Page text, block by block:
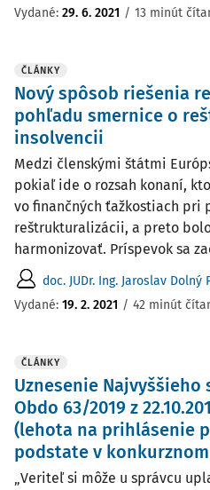
Vydané: 29. 6. 2021 / 13 minút
ČLÁNKY
Nový spôsob riešenia
pohľadu smernice o
insolvencii
Medzi členskými štátmi
pokiaľ ide o rozsah konaní,
vo finančných ťažkostiach pri
reštrukturalizácii, a preto
harmonizovať. Príspevok sa
doc. JUDr. Ing. Jaroslav Dolný
Vydané: 19. 2. 2021 / 42 minút
ČLÁNKY
Uznesenie Najvyššieho
Obdo 63/2019 z
(lehota na prihlásenie
podstate v
„Veriteľ si môže u správcu